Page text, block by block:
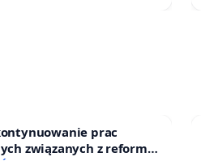
prac
związanych z reformą